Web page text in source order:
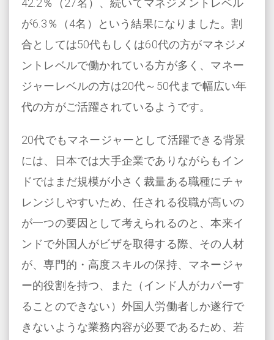
42.2％（27名）、続いてマネジメントレベル
が6.3％（4名）という結果になりました。割
合としては50代もしくは60代の方がマネジメ
ントレベルで働かれている方が多く、マネー
ジャーレベルの方は20代～50代まで幅広い年
代の方がご活躍されているようです。
20代でもマネージャーとして活躍できる背景
には、日本では大手企業でありながらもイン
ドではまだ規模が小さく裁量ある職種にチャ
レンジしやすいため、任される役職が高いの
が一つの要因として考えられるのと、本来イ
ンドで外国人がビザを取得する際、その人材
が、専門的・高度スキルの保持、マネージャ
ー的役割を持つ、また（インド人がカバーす
ることのできない）外国人労働者しか遂行で
きないような業務内容が必要であるため、若